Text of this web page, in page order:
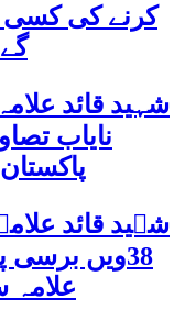
کرنے کی
شہید قائد
نایاب
شہید قائد
38ویں
علامہ